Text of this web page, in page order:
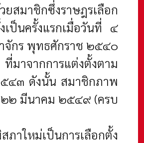
สมาชิกซึ่งราษฎรเลือก
ป็นครั้งแรกเมื่อวันที่ ๔
จักร พุทธศักราช ๒๕๔๐
าจากการแต่งตั้งตาม
๔๓ ดังนั้น สมาชิกภาพ
๒ มีนาคม ๒๕๔๙ (ครบ
าใหม่เป็นการเลือกตั้ง